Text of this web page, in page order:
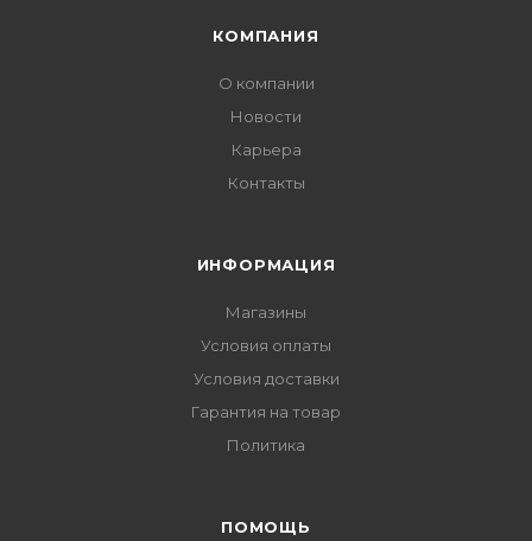
КОМПАНИЯ
О компании
Новости
Карьера
Контакты
ИНФОРМАЦИЯ
Магазины
Условия оплаты
Условия доставки
Гарантия на товар
Политика
ПОМОЩЬ